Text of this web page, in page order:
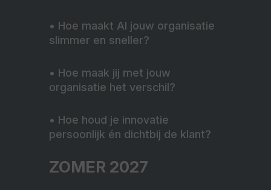
• Hoe maakt AI jouw organisatie
slimmer en sneller?
• Hoe maak jij met jouw
organisatie het verschil?
• Hoe houd je innovatie
persoonlijk én dichtbij de klant?
ZOMER 2027